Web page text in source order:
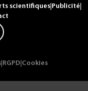
scientifiques Publicité
RGPD Cookies